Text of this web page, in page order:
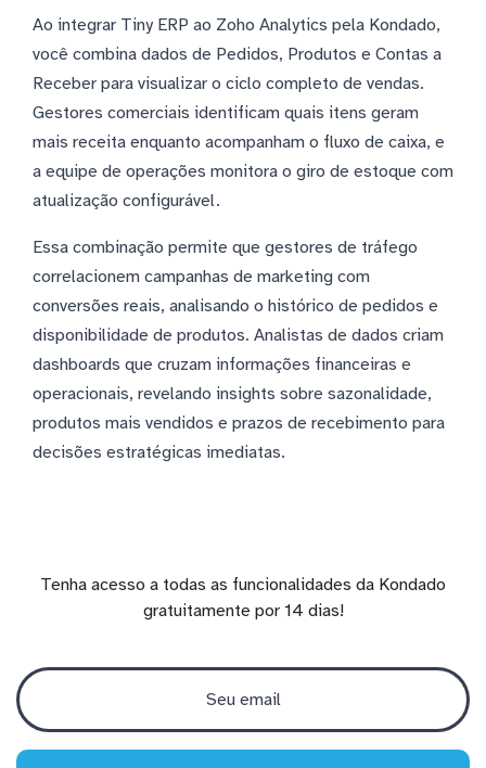
Ao integrar Tiny ERP ao Zoho Analytics pela Kondado,
você combina dados de Pedidos, Produtos e Contas a
Receber para visualizar o ciclo completo de vendas.
Gestores comerciais identificam quais itens geram
mais receita enquanto acompanham o fluxo de caixa, e
a equipe de operações monitora o giro de estoque com
atualização configurável.
Essa combinação permite que gestores de tráfego
correlacionem campanhas de marketing com
conversões reais, analisando o histórico de pedidos e
disponibilidade de produtos. Analistas de dados criam
dashboards que cruzam informações financeiras e
operacionais, revelando insights sobre sazonalidade,
produtos mais vendidos e prazos de recebimento para
decisões estratégicas imediatas.
Tenha acesso a todas as funcionalidades da Kondado
gratuitamente por 14 dias!